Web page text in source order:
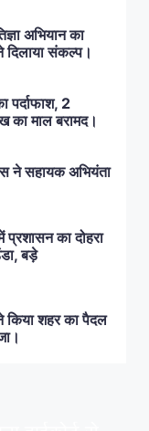
अभियान का
दिलाया संकल्प।
2
का माल बरामद।
ने सहायक अभियंता
प्रशासन का दोहरा
बड़े
किया शहर का पैदल